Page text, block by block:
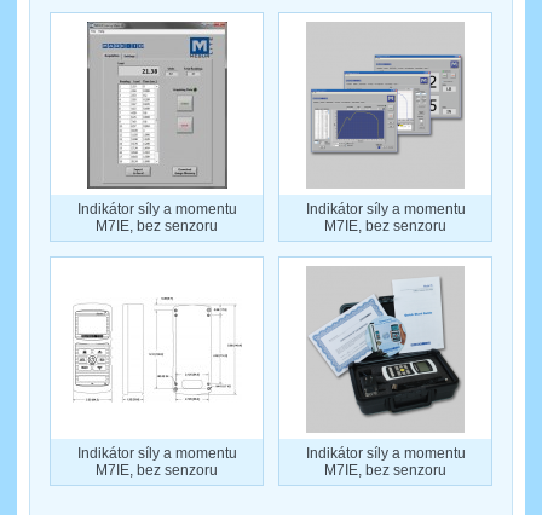
Indikátor síly a momentu
M7IE, bez senzoru
Indikátor síly a momentu
M7IE, bez senzoru
Indikátor síly a momentu
M7IE, bez senzoru
Indikátor síly a momentu
M7IE, bez senzoru